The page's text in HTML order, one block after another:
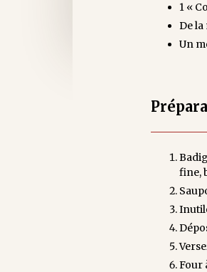
1 «
De
Un
fine,
Four